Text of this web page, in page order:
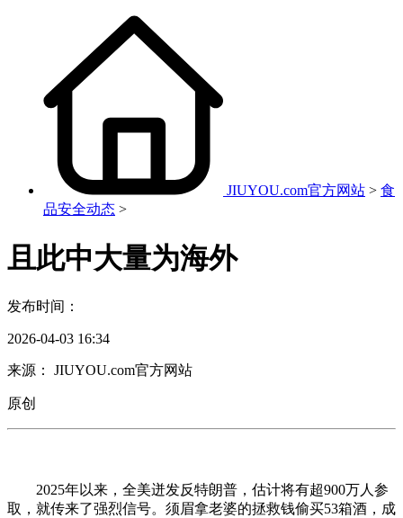
JIUYOU.com官方网站 > 食
品安全动态 >
且此中大量为海外
发布时间：
2026-04-03 16:34
来源： JIUYOU.com官方网站
原创
2025年以来，全美迸发反特朗普，估计将有超900万人参
取，就传来了强烈信号。须眉拿老婆的拯救钱偷买53箱酒，成